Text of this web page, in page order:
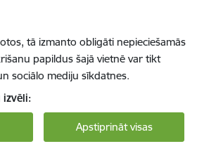
tā izmanto obligāti nepieciešamās
papildus šajā vietnē var tikt
sociālo mediju sīkdatnes.
izvēli:
Apstiprināt visas